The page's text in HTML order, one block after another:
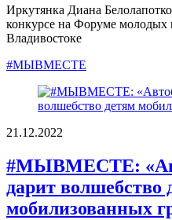
Иркутянка Диана
конкурсе на Форуме молодых
Владивостоке
#МЫВМЕСТЕ
21.12.2022
#МЫВМЕСТЕ:
дарит волшебство
мобилизованных